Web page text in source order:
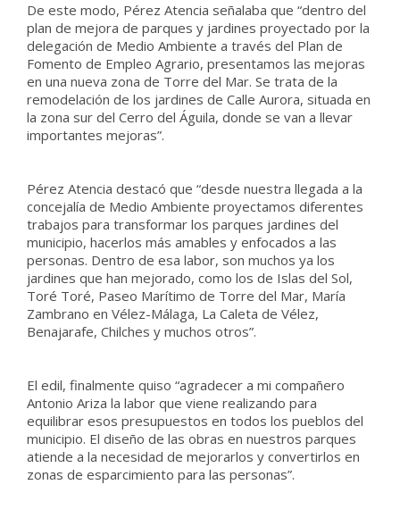
De este modo, Pérez Atencia señalaba que “dentro del
plan de mejora de parques y jardines proyectado por la
delegación de Medio Ambiente a través del Plan de
Fomento de Empleo Agrario, presentamos las mejoras
en una nueva zona de Torre del Mar. Se trata de la
remodelación de los jardines de Calle Aurora, situada en
la zona sur del Cerro del Águila, donde se van a llevar
importantes mejoras”.
Pérez Atencia destacó que “desde nuestra llegada a la
concejalía de Medio Ambiente proyectamos diferentes
trabajos para transformar los parques jardines del
municipio, hacerlos más amables y enfocados a las
personas. Dentro de esa labor, son muchos ya los
jardines que han mejorado, como los de Islas del Sol,
Toré Toré, Paseo Marítimo de Torre del Mar, María
Zambrano en Vélez-Málaga, La Caleta de Vélez,
Benajarafe, Chilches y muchos otros”.
El edil, finalmente quiso “agradecer a mi compañero
Antonio Ariza la labor que viene realizando para
equilibrar esos presupuestos en todos los pueblos del
municipio. El diseño de las obras en nuestros parques
atiende a la necesidad de mejorarlos y convertirlos en
zonas de esparcimiento para las personas”.